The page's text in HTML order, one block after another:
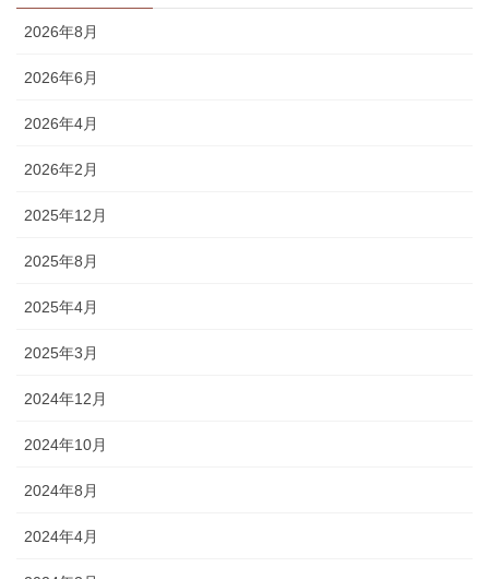
2026年8月
2026年6月
2026年4月
2026年2月
2025年12月
2025年8月
2025年4月
2025年3月
2024年12月
2024年10月
2024年8月
2024年4月